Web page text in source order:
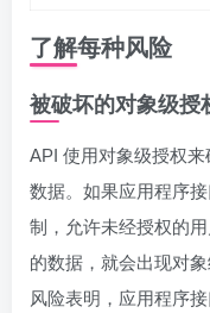
了解每种风险
被破坏的对象级授
API 使用对象级授权
数据。如果应用程序
制，允许未经授权的
的数据，就会出现对
风险表明，应用程序